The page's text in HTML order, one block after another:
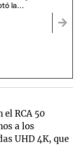
la
RCA 50
a los
UHD 4K, que